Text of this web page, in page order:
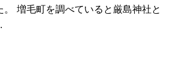
。 増毛町を調べていると厳島神社と